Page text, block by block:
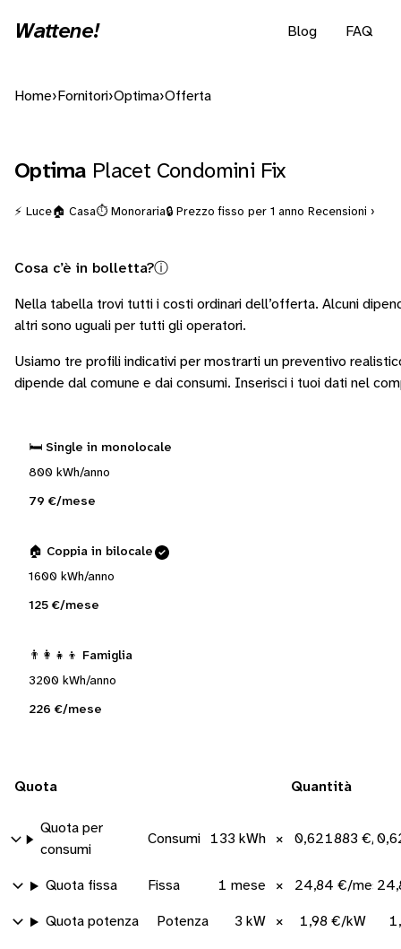
Wattene! Blog FAQ
Home› Fornitori›Optima›Offerta
Optima Placet Condomini Fix
⚡ Luce🏠 Casa⏱️ Monoraria🔒 Prezzo fisso per 1 anno Recensioni ›
Cosa c’è in bolletta?ⓘ
Nella tabella trovi tutti i costi ordinari dell’offerta. Alcuni
altri sono uguali per tutti gli operatori.
Usiamo tre profili indicativi per mostrarti un preventivo
dipende dal comune e dai consumi. Inserisci i tuoi dati nel
🛏️ Single in monolocale
800 kWh/anno
79 €/mese
🏠 Coppia in bilocale
1600 kWh/anno
125 €/mese
👨‍👩‍👧‍👦 Famiglia
3200 kWh/anno
226 €/mese
Quota Quantità
Quota per
consumi
Consumi 133 kWh × 0,621883 €/
Quota fissa Fissa 1 mese × 24,84 €/mese
Quota potenza Potenza 3 kW × 1,98 €/kW